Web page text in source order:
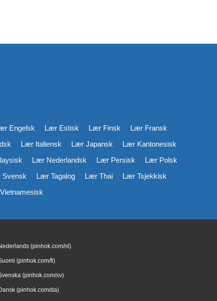
Engelsk Lær Estisk Lær Finsk
Lær Fransk
Lær Italiensk Lær Japansk
Lær Kantonesisk
Lær Nederlandsk Lær Persisk
Lær Polsk
Lær Tagalog Lær Thai
Lær Tsjekkisk
(pinhok.com/nl)
(pinhok.com/fi)
(pinhok.com/sv)
(pinhok.com/da)